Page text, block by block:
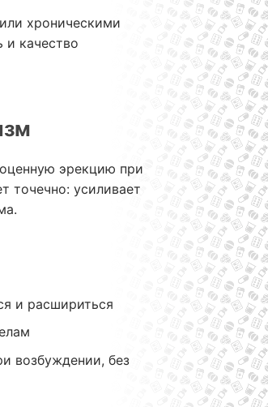
хроническими
и качество
эрекцию при
точечно: усиливает
и расшириться
возбуждении, без